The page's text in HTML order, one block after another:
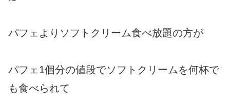
パフェよりソフトクリーム食べ放題の方が
パフェ1個分の値段でソフトクリームを何杯で
も食べられて